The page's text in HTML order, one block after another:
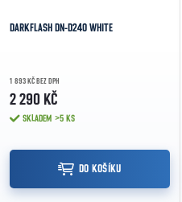
DARKFLASH DN-D240 WHITE
1 893 KČ BEZ DPH
2 290 KČ
SKLADEM >5 KS
DO KOŠÍKU